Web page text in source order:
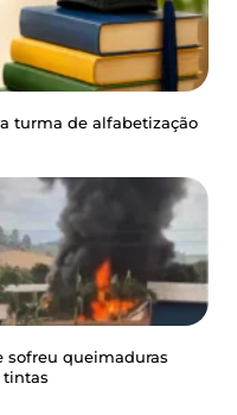
turma de alfabetização
sofreu queimaduras
tintas